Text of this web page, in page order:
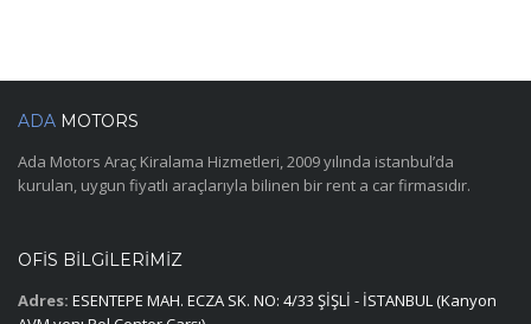
ADA MOTORS
Ada Motors Araç Kiralama Hizmetleri, 2009 yılında istanbul’da
kurulan, uygun fiyatlı araçlarıyla bilinen bir rent a car firmasıdır.
OFIS BILGILERIMIZ
Adres: ESENTEPE MAH. ECZA SK. NO: 4/33 ŞİŞLİ - İSTANBUL (Kanyon